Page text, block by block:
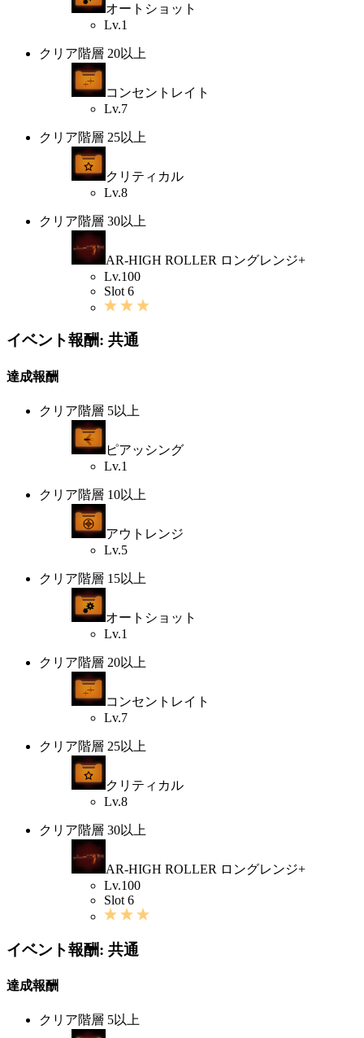
オートショット
Lv.1
クリア階層 20以上
コンセントレイト
Lv.7
クリア階層 25以上
クリティカル
Lv.8
クリア階層 30以上
AR-HIGH ROLLER ロングレンジ+
Lv.100
Slot 6
イベント報酬: 共通
達成報酬
クリア階層 5以上
ピアッシング
Lv.1
クリア階層 10以上
アウトレンジ
Lv.5
クリア階層 15以上
オートショット
Lv.1
クリア階層 20以上
コンセントレイト
Lv.7
クリア階層 25以上
クリティカル
Lv.8
クリア階層 30以上
AR-HIGH ROLLER ロングレンジ+
Lv.100
Slot 6
イベント報酬: 共通
達成報酬
クリア階層 5以上